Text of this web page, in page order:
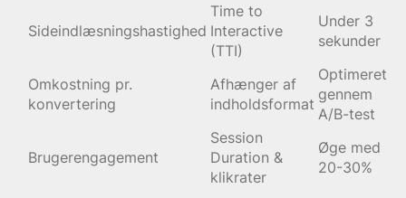
Sideindlæsningshastighed
Time to
Interactive
(TTI)
Under 3
sekunder
Omkostning pr.
konvertering
Afhænger af
indholdsformat
Optimeret
gennem
A/B-test
Brugerengagement
Session
Duration &
klikrater
Øge med
20-30%